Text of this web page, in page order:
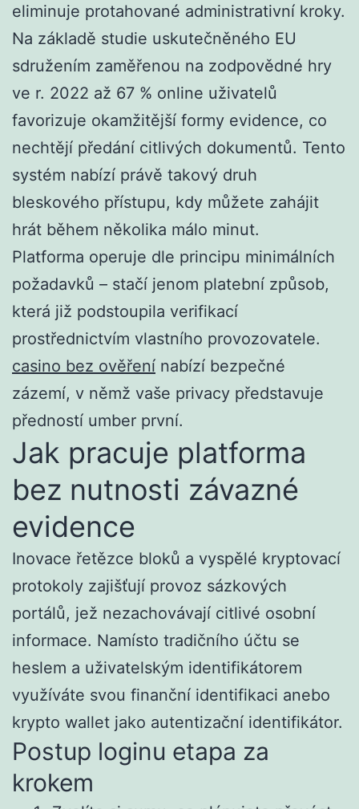
eliminuje protahované administrativní kroky.
Na základě studie uskutečněného EU
sdružením zaměřenou na zodpovědné hry
ve r. 2022 až 67 % online uživatelů
favorizuje okamžitější formy evidence, co
nechtějí předání citlivých dokumentů. Tento
systém nabízí právě takový druh
bleskového přístupu, kdy můžete zahájit
hrát během několika málo minut.
Platforma operuje dle principu minimálních
požadavků – stačí jenom platební způsob,
která již podstoupila verifikací
prostřednictvím vlastního provozovatele.
casino bez ověření nabízí bezpečné
zázemí, v němž vaše privacy představuje
předností umber první.
Jak pracuje platforma
bez nutnosti závazné
evidence
Inovace řetězce bloků a vyspělé kryptovací
protokoly zajišťují provoz sázkových
portálů, jež nezachovávají citlivé osobní
informace. Namísto tradičního účtu se
heslem a uživatelským identifikátorem
využíváte svou finanční identifikaci anebo
krypto wallet jako autentizační identifikátor.
Postup loginu etapa za
krokem